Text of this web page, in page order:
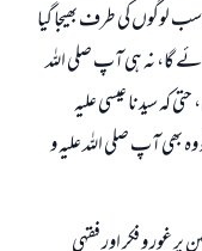
سب لوگوں کی طرف بھیجا گیا
گا، نہ ہی آپ صلی اللہ
کہ سیدنا عیسی علیہ
آپ صلی اللہ علیہ و